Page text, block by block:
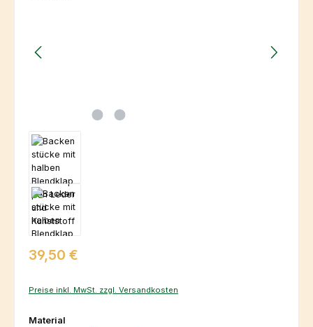
Regulärer Preis:
39,50 €
Preise inkl. MwSt. zzgl. Versandkosten
Material